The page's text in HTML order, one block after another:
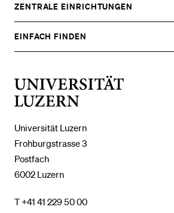
Universität Luzern
Frohburgstrasse 3
Postfach
6002 Luzern
T +41 41 229 50 00
UNTERMENÜ
ZENTRALE EINRICHTUNGEN
ZEIGE
DAS
UNTERMENÜ
EINFACH FINDEN
ZEIGE
DAS